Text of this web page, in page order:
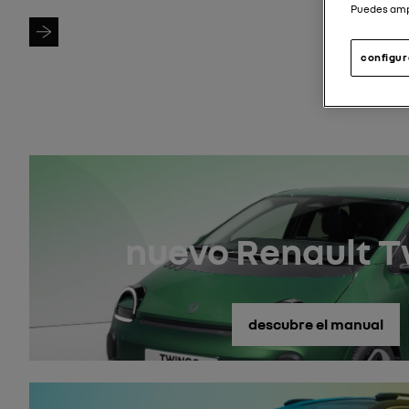
Buscar modelo
nuevo Renault
descubre el manual
Puedes